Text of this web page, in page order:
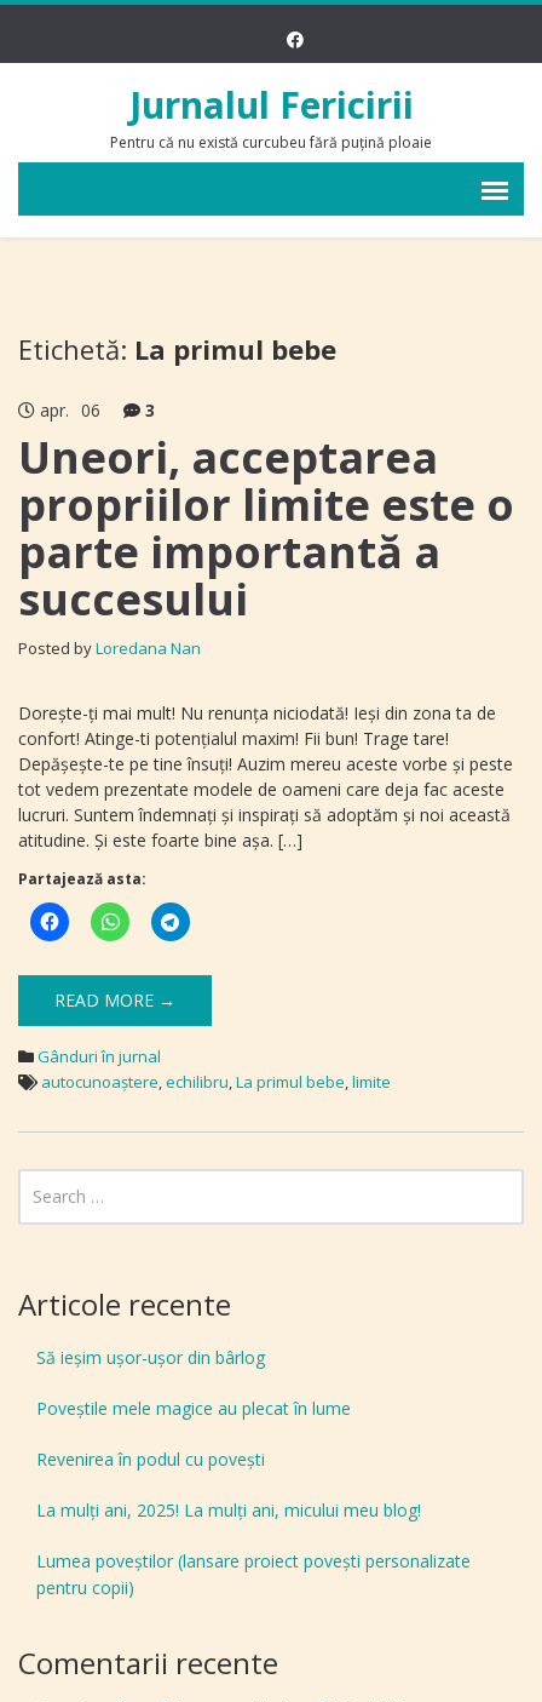
Jurnalul Fericirii
Pentru că nu există curcubeu fără puțină ploaie
Etichetă: La primul bebe
apr. 06 3
Uneori, acceptarea
propriilor limite este o
parte importantă a
succesului
Posted byLoredana Nan
Dorește-ți mai mult! Nu renunța niciodată! Ieși din zona ta de
confort! Atinge-ti potențialul maxim! Fii bun! Trage tare!
Depășește-te pe tine însuți! Auzim mereu aceste vorbe și peste
tot vedem prezentate modele de oameni care deja fac aceste
lucruri. Suntem îndemnați și inspirați să adoptăm și noi această
atitudine. Și este foarte bine așa. […]
Partajează asta:
READ MORE →
Gânduri în jurnal
autocunoaştere,echilibru,La primul bebe,limite
Articole recente
Să ieșim ușor-ușor din bârlog
Poveștile mele magice au plecat în lume
Revenirea în podul cu povești
La mulți ani, 2025! La mulți ani, micului meu blog!
Lumea poveștilor (lansare proiect povești personalizate
pentru copii)
Comentarii recente